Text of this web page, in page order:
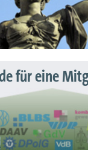
für eine